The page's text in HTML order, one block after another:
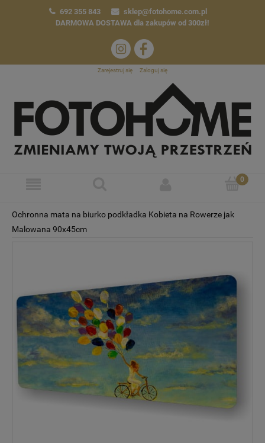
692 355 843
sklep@fotohome.com.pl
DARMOWA DOSTAWA dla zakupów od 300zł!
Zarejestruj się Zaloguj się
Ochronna mata na biurko podkładka Kobieta na Rowerze jak
Malowana 90x45cm